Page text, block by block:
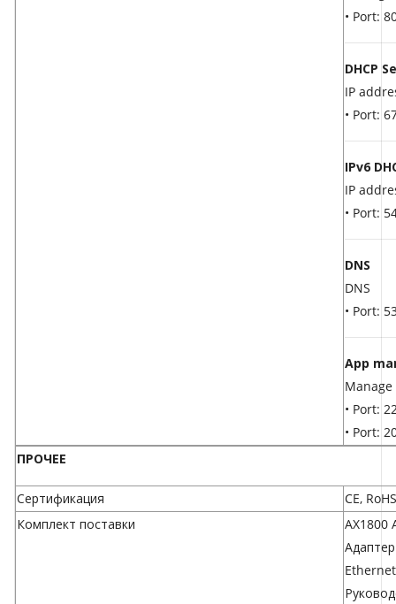
• Port:
DHCP
IP
• Port:
IPv6
IP
• Port:
DNS
DNS
• Port:
App
• Port:
• Port:
ПРОЧЕЕ
Сертификация
CE, RoHS
Комплект поставки
AX1800